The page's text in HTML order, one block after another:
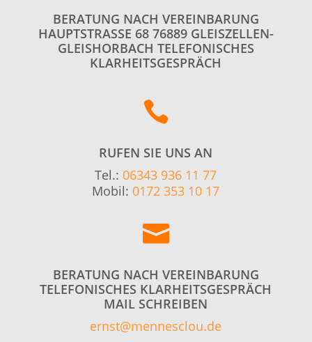
BERATUNG NACH VEREINBARUNG
HAUPTSTRASSE 68 76889 GLEISZELLEN-G
LEISHORBACH TELEFONISCHES K
LARHEITSGESPRÄCH

RUFEN SIE UNS AN
Tel.: 06343 936 11 77
Mobil: 0172 353 10 17

BERATUNG NACH VEREINBARUNG
TELEFONISCHES KLARHEITSGESPRÄCH
MAIL SCHREIBEN
ernst@mennesclou.de